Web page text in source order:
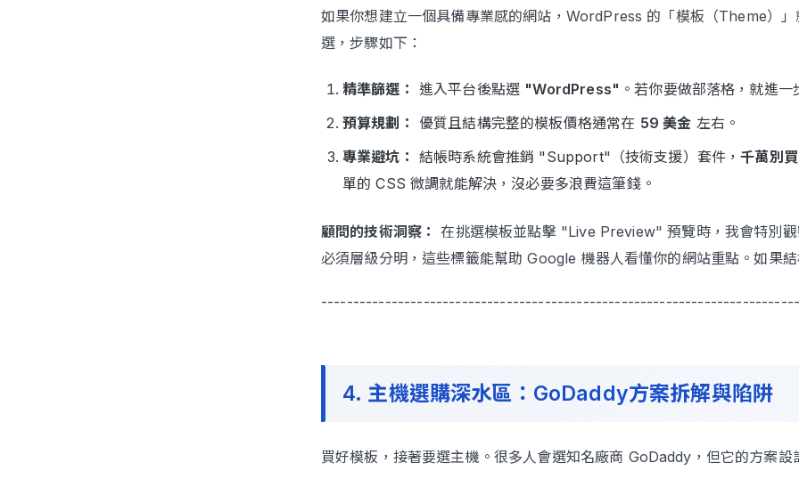
如果你想建立一個具備專業感的網站，WordPress 的「模板（Theme）」
選，步驟如下：
精準篩選： 進入平台後點選 "WordPress" 。若你要做部落格，就進一
預算規劃：
優質且結構完整的模板價格通常在 59 美金 左右。
專業避坑： 結帳時系統會推銷 "Support"（技術支援）套件，千萬別買
單的 CSS 微調就能解決，沒必要多浪費這筆錢。
顧問的技術洞察： 在挑選模板並點擊 "Live Preview" 預覽時，我會特別
必須層級分明，這些標籤能幫助 Google 機器人看懂你的網站重點。如果
4. 主機選購深水區：GoDaddy方案拆解與陷阱
買好模板，接著要選主機。很多人會選知名廠商 GoDaddy，但它的方案設